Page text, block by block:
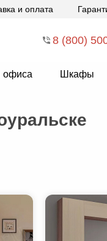
и оплата
8 (800)
офиса Шкафы